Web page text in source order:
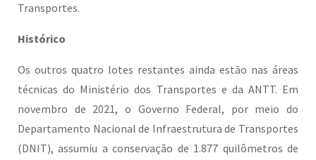
Transportes.
Histórico
Os outros quatro lotes restantes ainda estão nas áreas
técnicas do Ministério dos Transportes e da ANTT. Em
novembro de 2021, o Governo Federal, por meio do
Departamento Nacional de Infraestrutura de Transportes
(DNIT), assumiu a conservação de 1.877 quilômetros de